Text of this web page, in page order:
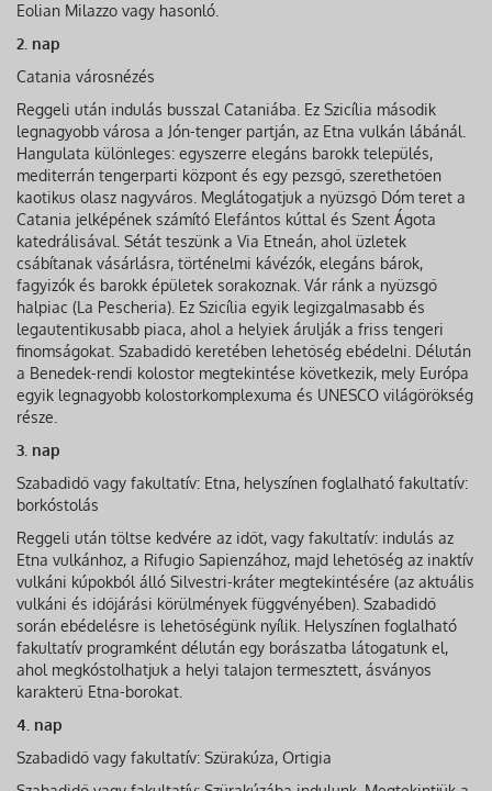
Eolian Milazzo vagy hasonló.
2. nap
Catania városnézés
Reggeli után indulás busszal Cataniába. Ez Szicília második
legnagyobb városa a Jón-tenger partján, az Etna vulkán lábánál.
Hangulata különleges: egyszerre elegáns barokk település,
mediterrán tengerparti központ és egy pezsgő, szerethetően
kaotikus olasz nagyváros. Meglátogatjuk a nyüzsgő Dóm teret a
Catania jelképének számító Elefántos kúttal és Szent Ágota
katedrálisával. Sétát teszünk a Via Etneán, ahol üzletek
csábítanak vásárlásra, történelmi kávézók, elegáns bárok,
fagyizók és barokk épületek sorakoznak. Vár ránk a nyüzsgő
halpiac (La Pescheria). Ez Szicília egyik legizgalmasabb és
legautentikusabb piaca, ahol a helyiek árulják a friss tengeri
finomságokat. Szabadidő keretében lehetőség ebédelni. Délután
a Benedek-rendi kolostor megtekintése következik, mely Európa
egyik legnagyobb kolostorkomplexuma és UNESCO világörökség
része.
3. nap
Szabadidő vagy fakultatív: Etna, helyszínen foglalható fakultatív:
borkóstolás
Reggeli után töltse kedvére az időt, vagy fakultatív: indulás az
Etna vulkánhoz, a Rifugio Sapienzához, majd lehetőség az inaktív
vulkáni kúpokból álló Silvestri-kráter megtekintésére (az aktuális
vulkáni és időjárási körülmények függvényében). Szabadidő
során ebédelésre is lehetőségünk nyílik. Helyszínen foglalható
fakultatív programként délután egy borászatba látogatunk el,
ahol megkóstolhatjuk a helyi talajon termesztett, ásványos
karakterű Etna-borokat.
4. nap
Szabadidő vagy fakultatív: Szürakúza, Ortigia